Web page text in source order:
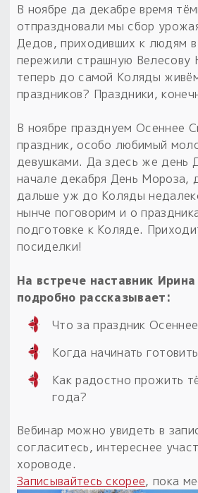
Обрядовые предметы
Расходные материалы
Готовые заговоры и обряды
Сундучок
Наборы для книг
Электронные книги
Гадание он-лайн
Приложение для гадания
30 вариантов раскладов по
Магические наборы
Для алтаря
Расходные материалы
С чего начать?
Новые
в
«Резы Рода. Нежиты»
Рода.Духи-Хозяева» с
толковники со
толкованиями
Узнать
Пыльный сундучок
большое обновление
Товары со скидкой
Новинки
Товары недели
Безоплатная доставка
на заказ от 4 тыс. руб. со
В ноябре да декабре время
отпраздновали мы сбор
Дедов, приходивших к людям в
пережили страшную Велесову
теперь до самой Коляды
праздников? Праздники,
В ноябре празднуем Осеннее
праздник, особо любимый
девушками. Да здесь же день
начале декабря День Мороза,
дальше уж до Коляды
нынче поговорим и о
подготовке к Коляде.
посиделки!
На встрече наставник
подробно рассказывает:
Что за праздник
Когда начинать
Как радостно прожить
года?
Вебинар можно увидеть в
согласитесь, интереснее
хороводе.
Записывайтесь скорее, пока